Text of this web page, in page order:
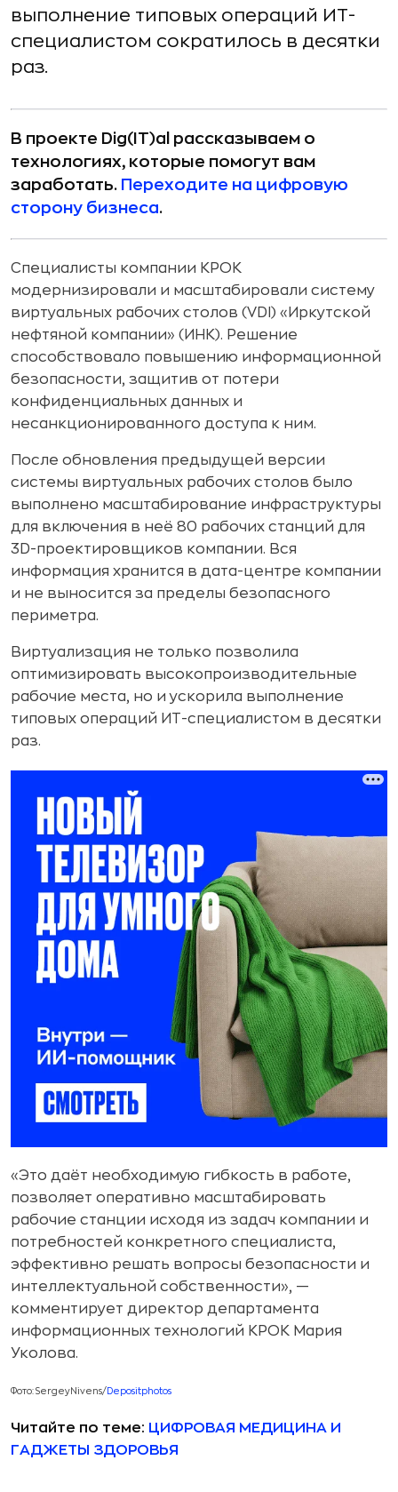
выполнение типовых операций ИТ-
специалистом сократилось в десятки
раз.
В проекте Dig(IT)al рассказываем о
технологиях, которые помогут вам
заработать. Переходите на цифровую
сторону бизнеса.
Специалисты компании КРОК
модернизировали и масштабировали систему
виртуальных рабочих столов (VDI) «Иркутской
нефтяной компании» (ИНК). Решение
способствовало повышению информационной
безопасности, защитив от потери
конфиденциальных данных и
несанкционированного доступа к ним.
После обновления предыдущей версии
системы виртуальных рабочих столов было
выполнено масштабирование инфраструктуры
для включения в неё 80 рабочих станций для
3D-проектировщиков компании. Вся
информация хранится в дата-центре компании
и не выносится за пределы безопасного
периметра.
Виртуализация не только позволила
оптимизировать высокопроизводительные
рабочие места, но и ускорила выполнение
типовых операций ИТ-специалистом в десятки
раз.
«Это даёт необходимую гибкость в работе,
позволяет оперативно масштабировать
рабочие станции исходя из задач компании и
потребностей конкретного специалиста,
эффективно решать вопросы безопасности и
интеллектуальной собственности», —
комментирует директор департамента
информационных технологий КРОК Мария
Уколова.
Фото: SergeyNivens/ Depositphotos
Читайте по теме: ЦИФРОВАЯ МЕДИЦИНА И
ГАДЖЕТЫ ЗДОРОВЬЯ